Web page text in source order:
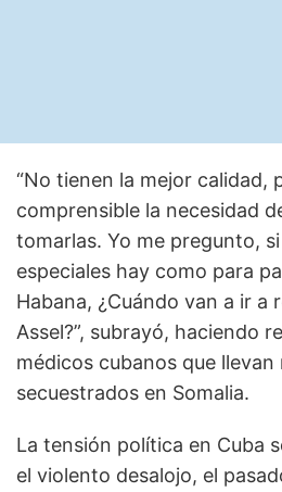
“No tienen la mejor calidad,
comprensible la necesidad
tomarlas. Yo me pregunto,
especiales hay como para
Habana, ¿Cuándo van a ir a
Assel?”, subrayó, haciendo
médicos cubanos que llevan
secuestrados en Somalia.
La tensión política en Cuba
el violento desalojo, el